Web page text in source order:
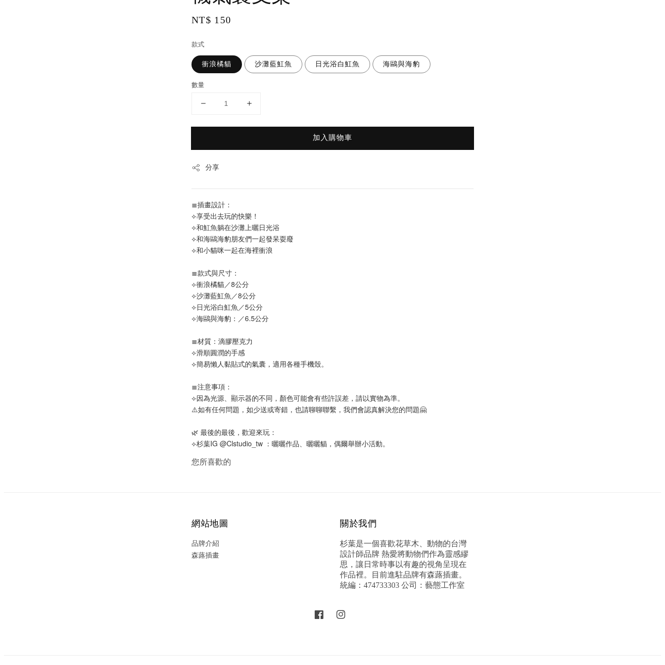
Regular
NT$ 150
款式
衝浪橘貓 沙灘藍魟魚 日光浴白魟魚 海鷗與海豹
數量
加入購物車
分享
≣插畫設計：
⟣享受出去玩的快樂！
⟣和魟魚躺在沙灘上曬日光浴
⟣和海鷗海豹朋友們一起發呆耍廢
⟣和小貓咪一起在海裡衝浪
≣款式與尺寸：
⟣衝浪橘貓／8公分
⟣沙灘藍魟魚／8公分
⟣日光浴白魟魚／5公分
⟣海鷗與海豹：／6.5公分
≣材質：滴膠壓克力
⟣滑順圓潤的手感
⟣簡易懶人黏貼式的氣囊，適用各種手機殼。
≣注意事項：
⟣因為光源、顯示器的不同，顏色可能會有些許誤差，請以實物為準。
⚠️如有任何問題，如少送或寄錯，也請聊聊聯繫，我們會認真解決您的問題🤗
🌿 最後的最後，歡迎來玩：
⟣杉葉IG @Clstudio_tw ：曬曬作品、曬曬貓，偶爾舉辦小活動。
您所喜歡的
網站地圖
品牌介紹
森蕗插畫
關於我們
杉葉是一個喜歡花草木、動物的台灣
設計師品牌 熱愛將動物們作為靈感繆
思，讓日常時事以有趣的視角呈現在
作品裡。目前進駐品牌有森蕗插畫。
統編：474733303 公司：藝態工作室